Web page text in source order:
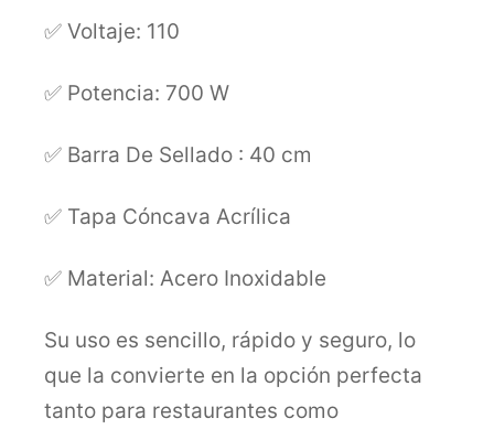
✅ Voltaje: 110
✅ Potencia: 700 W
✅ Barra De Sellado : 40 cm
✅ Tapa Cóncava Acrílica
✅ Material: Acero Inoxidable
Su uso es sencillo, rápido y seguro, lo
que la convierte en la opción perfecta
tanto para restaurantes como